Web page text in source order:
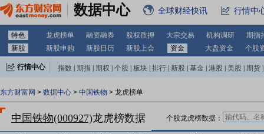
数据中心 全球财经快讯 行情中
特色 龙虎榜单 融资融券 股权质押 大宗交易 机构调研
期指
新股
新股申购 新股日历 新股上会 资金 大盘资金 个股
行情中心 指数 期指 期权 个股 板块 排行 新股 基金 港股 美股 期货
东方财富网 > 数据中心 > 中国铁物 > 龙虎榜单
中国铁物(000927)龙虎榜数据 个股龙虎榜数据：